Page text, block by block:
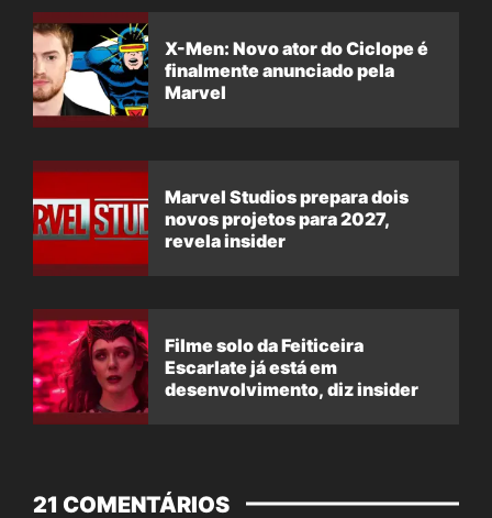
X-Men: Novo ator do Ciclope é
finalmente anunciado pela
Marvel
Marvel Studios prepara dois
novos projetos para 2027,
revela insider
Filme solo da Feiticeira
Escarlate já está em
desenvolvimento, diz insider
21 COMENTÁRIOS